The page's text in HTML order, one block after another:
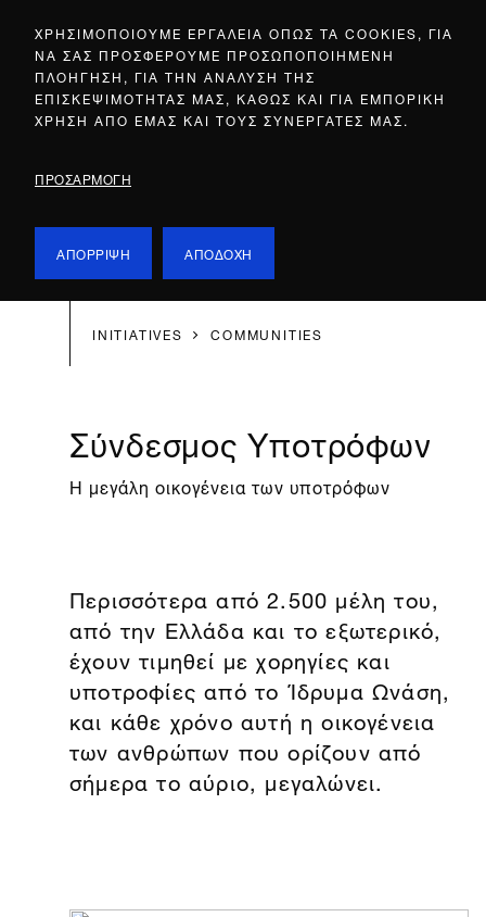
ΧΡΗΣΙΜΟΠΟΙΟΥΜΕ ΕΡΓΑΛΕΙΑ ΟΠΩΣ ΤΑ COOKIES, ΓΙΑ
ΝΑ ΣΑΣ ΠΡΟΣΦΕΡΟΥΜΕ ΠΡΟΣΩΠΟΠΟΙΗΜΕΝΗ
ΠΛΟΗΓΗΣΗ, ΓΙΑ ΤΗΝ ΑΝΑΛΥΣΗ ΤΗΣ
ΕΠΙΣΚΕΨΙΜΟΤΗΤΑΣ ΜΑΣ, ΚΑΘΩΣ ΚΑΙ ΓΙΑ ΕΜΠΟΡΙΚΗ
ΧΡΗΣΗ ΑΠΟ ΕΜΑΣ ΚΑΙ ΤΟΥΣ ΣΥΝΕΡΓΑΤΕΣ ΜΑΣ.
ΠΡΟΣΑΡΜΟΓΗ
ΑΠΟΡΡΙΨΗ ΑΠΟΔΟΧΗ
INITIATIVES COMMUNITIES
Σύνδεσμος Υποτρόφων
Η μεγάλη οικογένεια των υποτρόφων
Περισσότερα από 2.500 μέλη του,
από την Ελλάδα και το εξωτερικό,
έχουν τιμηθεί με χορηγίες και
υποτροφίες από το Ίδρυμα Ωνάση,
και κάθε χρόνο αυτή η οικογένεια
των ανθρώπων που ορίζουν από
σήμερα το αύριο, μεγαλώνει.